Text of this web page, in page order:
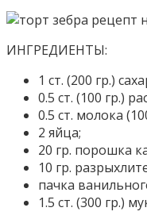
ИНГРЕДИЕНТЫ:
1 ст. (200 гр.)
0.5 ст. (100 гр.)
0.5 ст. молока
2 яйца;
20 гр. порошка
10 гр.
пачка
1.5 ст. (300 гр.)